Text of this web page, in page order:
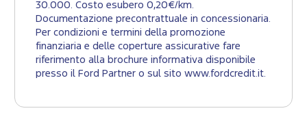
30.000. Costo esubero 0,20€/km.
Documentazione precontrattuale in concessionaria.
Per condizioni e termini della promozione
finanziaria e delle coperture assicurative fare
riferimento alla brochure informativa disponibile
presso il Ford Partner o sul sito www.fordcredit.it.